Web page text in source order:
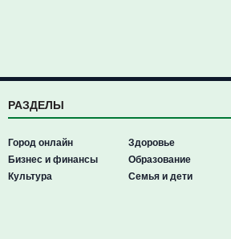
РАЗДЕЛЫ
Город онлайн
Бизнес и финансы
Культура
Здоровье
Образование
Семья и дети